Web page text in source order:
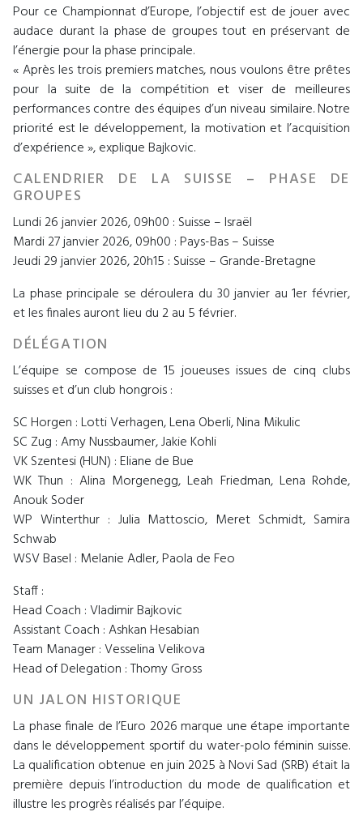
Pour ce Championnat d’Europe, l’objectif est de jouer avec
audace durant la phase de groupes tout en préservant de
l’énergie pour la phase principale.
« Après les trois premiers matches, nous voulons être prêtes
pour la suite de la compétition et viser de meilleures
performances contre des équipes d’un niveau similaire. Notre
priorité est le développement, la motivation et l’acquisition
d’expérience », explique Bajkovic.
CALENDRIER DE LA SUISSE – PHASE DE
GROUPES
Lundi 26 janvier 2026, 09h00 : Suisse – Israël
Mardi 27 janvier 2026, 09h00 : Pays-Bas – Suisse
Jeudi 29 janvier 2026, 20h15 : Suisse – Grande-Bretagne
La phase principale se déroulera du 30 janvier au 1er février,
et les finales auront lieu du 2 au 5 février.
DÉLÉGATION
L’équipe se compose de 15 joueuses issues de cinq clubs
suisses et d’un club hongrois :
SC Horgen : Lotti Verhagen, Lena Oberli, Nina Mikulic
SC Zug : Amy Nussbaumer, Jakie Kohli
VK Szentesi (HUN) : Eliane de Bue
WK Thun : Alina Morgenegg, Leah Friedman, Lena Rohde,
Anouk Soder
WP Winterthur : Julia Mattoscio, Meret Schmidt, Samira
Schwab
WSV Basel : Melanie Adler, Paola de Feo
Staff :
Head Coach : Vladimir Bajkovic
Assistant Coach : Ashkan Hesabian
Team Manager : Vesselina Velikova
Head of Delegation : Thomy Gross
UN JALON HISTORIQUE
La phase finale de l’Euro 2026 marque une étape importante
dans le développement sportif du water-polo féminin suisse.
La qualification obtenue en juin 2025 à Novi Sad (SRB) était la
première depuis l’introduction du mode de qualification et
illustre les progrès réalisés par l’équipe.